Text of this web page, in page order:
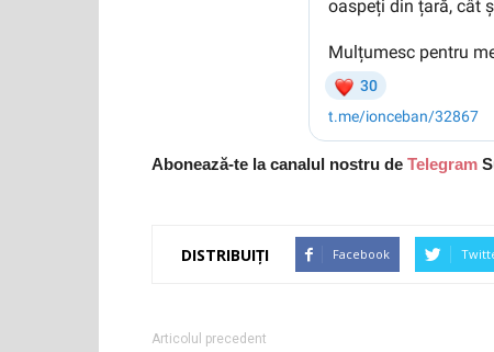
Abonează-te la canalul nostru de Telegram
DISTRIBUIȚI Facebook
Articolul precedent